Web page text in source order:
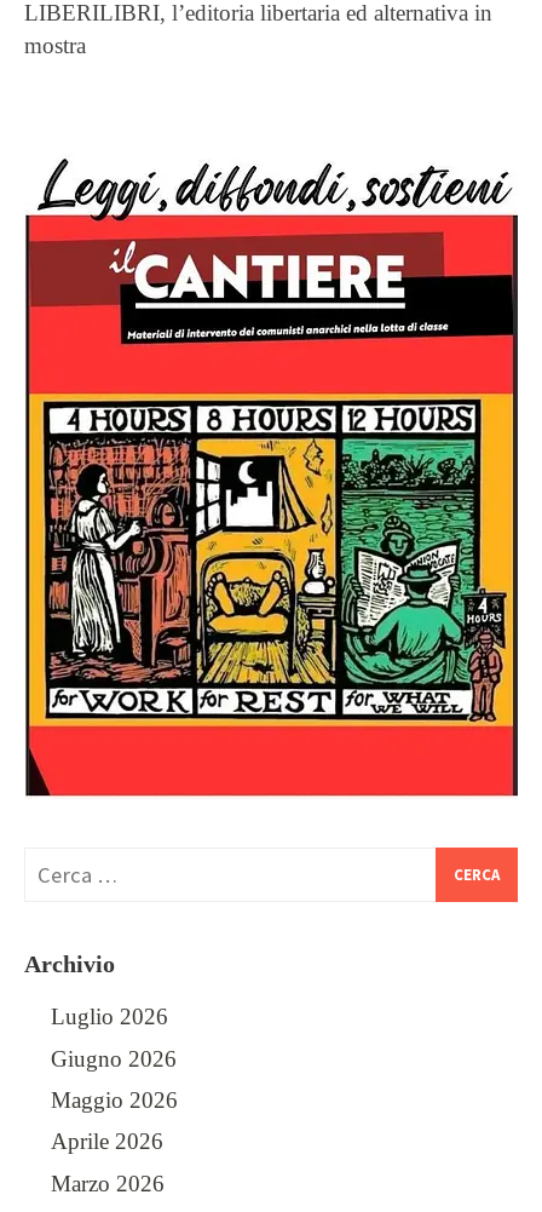
LIBERILIBRI, l’editoria libertaria ed alternativa in
mostra
Ricerca
Archivio
Luglio 2026
Giugno 2026
Maggio 2026
Aprile 2026
Marzo 2026